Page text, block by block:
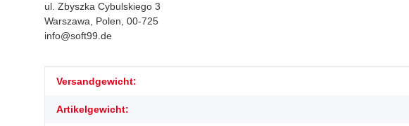
ul. Zbyszka Cybulskiego 3
Warszawa, Polen, 00-725
info@soft99.de
Produkteigenschaft
Wert
Versandgewicht:
Artikelgewicht: